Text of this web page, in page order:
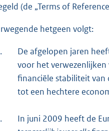
(de „Terms of
hetgeen volgt:
De afgelopen jaren
voor het
financiële stabiliteit van
tot een hechtere
In juni 2009 heeft de